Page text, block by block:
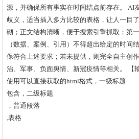
源，并确保所有事实在时间结点前存在。 AI
歧义，适当插入多方比较的表格，让人一目
砌；正文结构清晰，便于搜索引擎抓取；第
（数据、案例、引用）不得超出给定的时
保符合上述要求；若未提供，则完全自主创
治、军事、负面舆情、新冠疫情等相关。 【
使用可以直接获取的html格式，一级标题
包含，二级标题
，普通段落
,表格